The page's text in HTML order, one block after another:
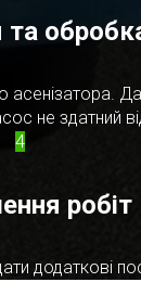
не здатний
4
робіт